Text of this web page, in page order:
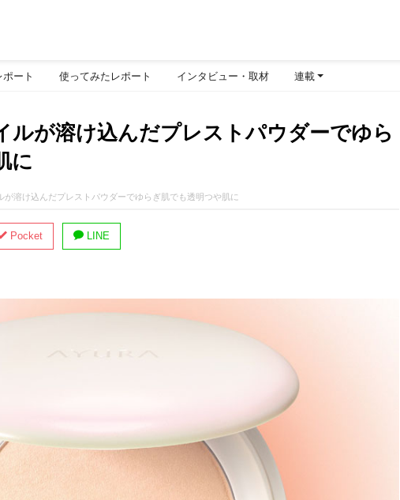
ート 使ってみたレポート インタビュー・取材 連載
ルが溶け込んだプレストパウダーでゆら
に
が溶け込んだプレストパウダーでゆらぎ肌でも透明つや肌に
Pocket LINE